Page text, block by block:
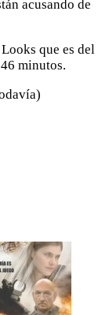
acusando de
que es del
minutos.